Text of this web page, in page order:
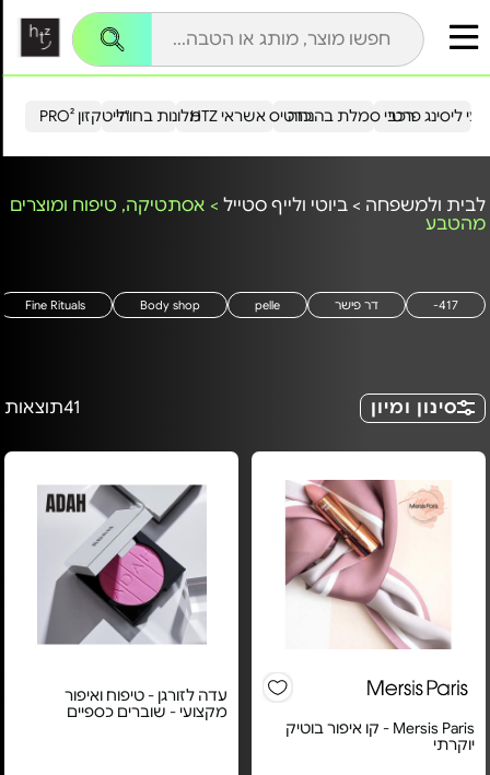
הייטקזון PRO²מלונות בחו"ל כרטיס אשראי HTZ ליסינג פרטירכבי סמלת בהנחה
לבית ולמשפחה > ביוטי ולייף סטייל > אסתטיקה, טיפוח ומוצרים
מהטבע
417- דר פישר pelle
Body shop
Fine Rituals
סינון ומיון 41תוצאות
Mersis Paris - קו איפור בוטיק
יוקרתי
עדה לזורגן - טיפוח ואיפור
מקצועי - שוברים כספיים